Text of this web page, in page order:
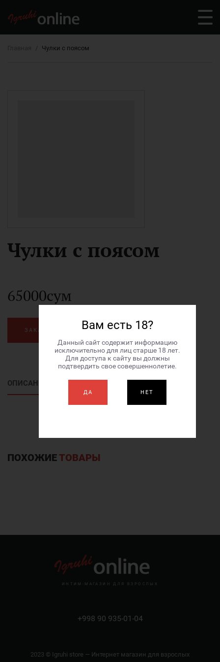
Чулки с поясом
Чулки с поясом
65000сум
ЗАКАЗАТЬ
ОПИСАНИЕ ТОВАРА
ПОХОЖИЕТОВАРЫ
ИНТИМ-МАГАЗИН ДЛЯ ВЗРОСЛЫХ
+998 90 935-01-04
2023 © Igruhi store — Интернет магазин для взрослых
Вам есть 18?
Данный сайт содержит информацию
исключительно для лиц старше 18 лет.
Для доступа к сайту вы должны
подтвердить свое совершеннолетие.
ДА НЕТ